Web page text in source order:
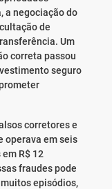
a negociação do
de
Um
correta passou
seguro
corretores e
operava em seis
R$ 12
fraudes pode
episódios,